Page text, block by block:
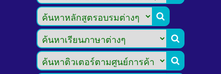


